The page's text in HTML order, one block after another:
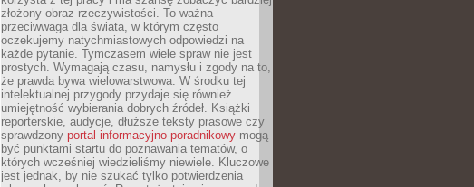
złożony obraz rzeczywistości. To ważna
przeciwwaga dla świata, w którym często
oczekujemy natychmiastowych odpowiedzi na
każde pytanie. Tymczasem wiele spraw nie jest
prostych. Wymagają czasu, namysłu i zgody na to,
że prawda bywa wielowarstwowa. W środku tej
intelektualnej przygody przydaje się również
umiejętność wybierania dobrych źródeł. Książki
reporterskie, audycje, dłuższe teksty prasowe czy
sprawdzony portal informacyjno-poradnikowy mogą
być punktami startu do poznawania tematów, o
których wcześniej wiedzieliśmy niewiele. Kluczowe
jest jednak, by nie szukać tylko potwierdzenia